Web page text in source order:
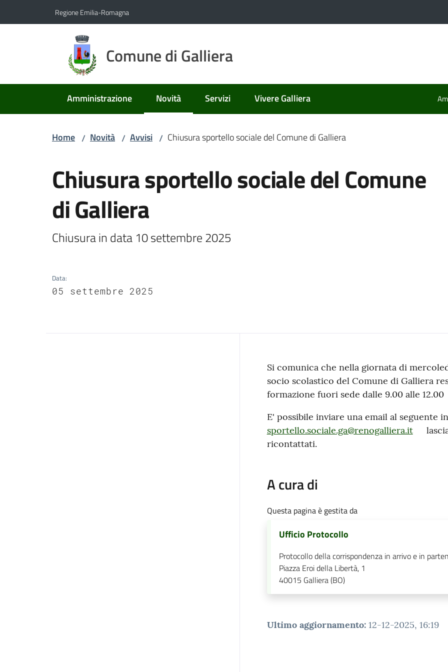
Regione Emilia-Romagna
Comune di Galliera
Amministrazione Novità
Menu selezionato
Servizi Vivere Galliera
Home / Novità / Avvisi / Chiusura sportello sociale del Comune di Galliera
Chiusura sportello sociale del Comune
di Galliera
Chiusura in data 10 settembre 2025
Data:
05 settembre 2025
Contenuto
Si comunica che nella giornata di
socio scolastico del Comune di Galliera
formazione fuori sede dalle 9.00 alle 12.00
E' possibile inviare una email al seguente
sportello.sociale.ga@renogalliera.it
ricontattati.
A cura di
Questa pagina è gestita da
Ufficio Protocollo
Protocollo della corrispondenza in arrivo e in
Piazza Eroi della Libertà, 1
40015 Galliera (BO)
Ultimo aggiornamento: 12-12-2025, 16:19